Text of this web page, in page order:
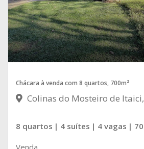
Chácara à venda com 8 quartos, 700m²
Colinas do Mosteiro de
8 quartos | 4 suítes | 4 vagas |